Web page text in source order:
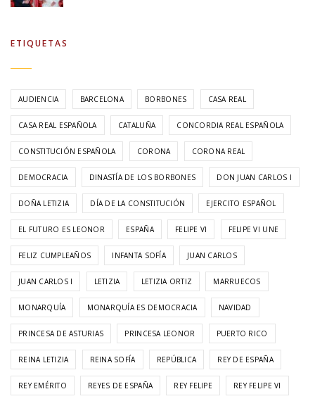
ETIQUETAS
AUDIENCIA BARCELONA BORBONES CASA REAL
CASA REAL ESPAÑOLA CATALUÑA CONCORDIA REAL ESPAÑOLA
CONSTITUCIÓN ESPAÑOLA CORONA CORONA REAL
DEMOCRACIA DINASTÍA DE LOS BORBONES DON JUAN CARLOS I
DOÑA LETIZIA DÍA DE LA CONSTITUCIÓN EJERCITO ESPAÑOL
EL FUTURO ES LEONOR ESPAÑA FELIPE VI FELIPE VI UNE
FELIZ CUMPLEAÑOS INFANTA SOFÍA JUAN CARLOS
JUAN CARLOS I LETIZIA LETIZIA ORTIZ MARRUECOS
MONARQUÍA MONARQUÍA ES DEMOCRACIA NAVIDAD
PRINCESA DE ASTURIAS PRINCESA LEONOR PUERTO RICO
REINA LETIZIA REINA SOFÍA REPÚBLICA REY DE ESPAÑA
REY EMÉRITO REYES DE ESPAÑA REY FELIPE REY FELIPE VI